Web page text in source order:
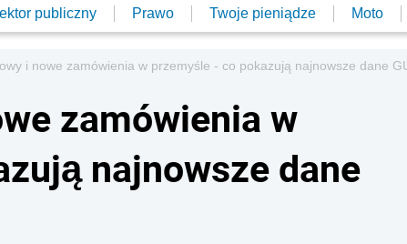
publiczny Prawo Twoje pieniądze Moto
i nowe zamówienia w przemyśle - co pokazują najnowsze dane
zamówienia w
najnowsze dane